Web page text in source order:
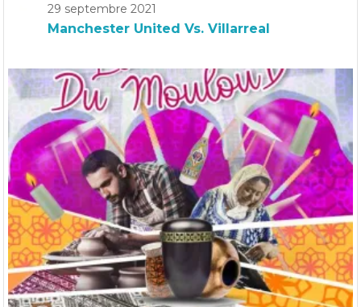
29 septembre 2021
Manchester United Vs. Villarreal